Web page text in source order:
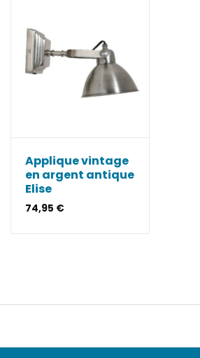
Applique vintage
en argent antique
Elise
74,95 €